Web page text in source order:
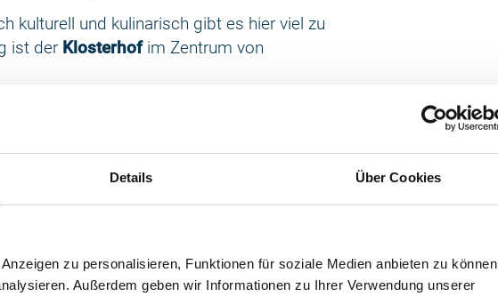
Details Über Cookies
zu personalisieren, Funktionen für soziale Medien anbieten zu können
Außerdem geben wir Informationen zu Ihrer Verwendung unserer
kulturell und kulinarisch gibt es hier viel zu
ist der Klosterhofim Zentrum von
im Kreis und schaue, wo ich als
Ich durchlaufe das kleine Museum
Nach einem kleinen Plausch
und die Propstei gehören,
die natürlich auch besichtigt